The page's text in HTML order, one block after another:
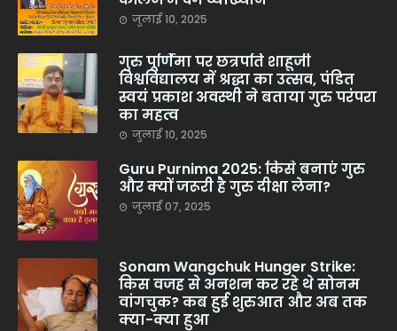
जुलाई 10, 2025
गुरु पूर्णिमा पर छत्रपति शाहूजी
विश्वविद्यालय में श्रद्धा का उत्सव, पंडित
स्वयं प्रकाश अवस्थी ने बताया गुरु परंपरा
का महत्व
जुलाई 10, 2025
Guru Purnima 2025: किसे बनाएं गुरु
और क्यों जरूरी है गुरु दीक्षा लेना?
जुलाई 07, 2025
Sonam Wangchuk Hunger Strike:
किस वजह से अनशन कर रहे थे सोनम
वांगचुक? कब हुई शुरुआत और अब तक
क्या-क्या हुआ